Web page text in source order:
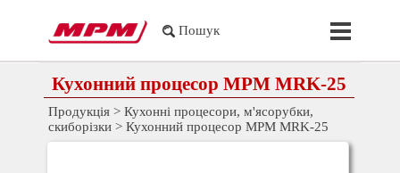
Пошук
Кухонний процесор MPM MRK-25
Продукція >Кухонні процесори, м'ясорубки,
скиборізки >Кухонний процесор MPM MRK-25